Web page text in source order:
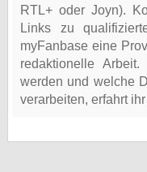
RTL+ oder Joyn).
Links zu
myFanbase eine
redaktionelle
werden und welche
verarbeiten, erfahrt